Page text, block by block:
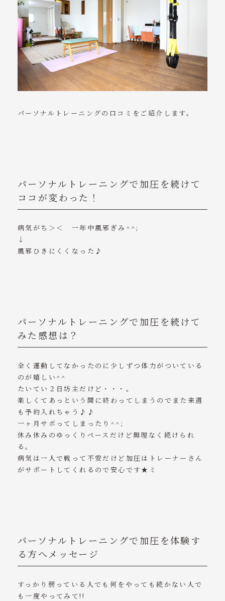
パーソナルトレーニングの口コミをご紹介します。
パーソナルトレーニングで加圧を続けて
ココが変わった！
病気がち＞＜ 一年中風邪ぎみ^^;
↓
風邪ひきにくくなった♪
パーソナルトレーニングで加圧を続けて
みた感想は？
全く運動してなかったのに少しずつ体力がついている
のが嬉しい^^
たいてい２日坊主だけど・・・。
楽しくてあっという間に終わってしまうのでまた来週
も予約入れちゃう♪♪
一ヶ月サボってしまったり^^;
休み休みのゆっくりペースだけど無理なく続けられ
る。
病気は一人で戦って不安だけど加圧はトレーナーさん
がサポートしてくれるので安心です★ミ
パーソナルトレーニングで加圧を体験す
る方へメッセージ
すっかり弱っている人でも何をやっても続かない人で
も一度やってみて!!